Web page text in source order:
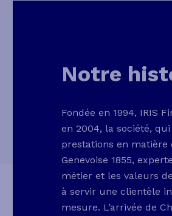
Notre
Fondée en 1994, IRIS
en 2004, la société,
prestations en matière
Genevoise 1855,
métier et les valeurs
à servir une clientèle
mesure. L’arrivée de